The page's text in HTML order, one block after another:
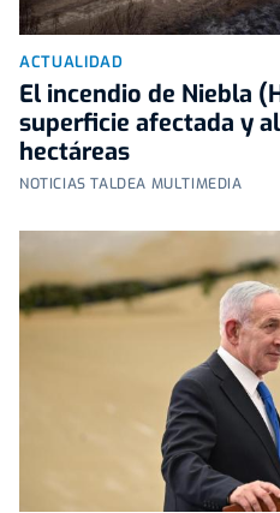
ACTUALIDAD
El incendio de Niebla
superficie afectada y
hectáreas
NOTICIAS TALDEA MULTIMEDIA